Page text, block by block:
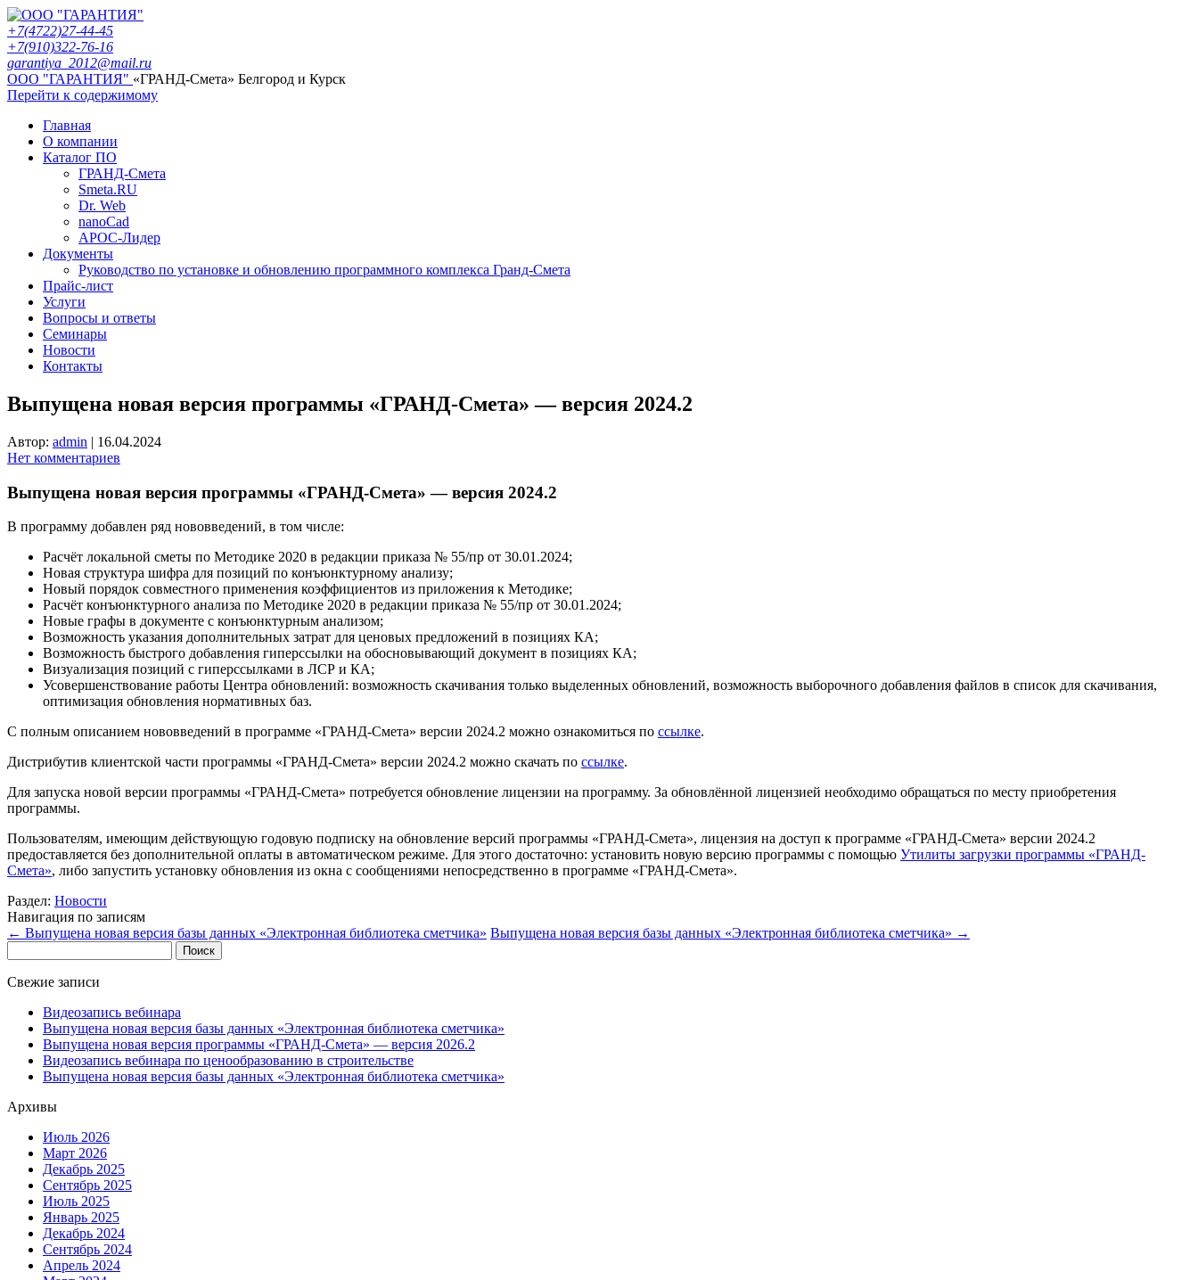
+7(4722)27-44-45
+7(910)322-76-16
garantiya_2012@mail.ru
ООО "ГАРАНТИЯ" «ГРАНД-Смета» Белгород и Курск
Перейти к содержимому
Главная
О компании
Каталог ПО
ГРАНД-Смета
Smeta.RU
Dr. Web
nanoCad
АРОС-Лидер
Документы
Руководство по установке и обновлению программного комплекса Гранд-Смета
Прайс-лист
Услуги
Вопросы и ответы
Семинары
Новости
Контакты
Выпущена новая версия программы «ГРАНД-Смета» — версия 2024.2
Автор: admin | 16.04.2024
Нет комментариев
Выпущена новая версия программы «ГРАНД-Смета» — версия 2024.2
В программу добавлен ряд нововведений, в том числе:
Расчёт локальной сметы по Методике 2020 в редакции приказа № 55/пр от 30.01.2024;
Новая структура шифра для позиций по конъюнктурному анализу;
Новый порядок совместного применения коэффициентов из приложения к Методике;
Расчёт конъюнктурного анализа по Методике 2020 в редакции приказа № 55/пр от 30.01.2024;
Новые графы в документе с конъюнктурным анализом;
Возможность указания дополнительных затрат для ценовых предложений в позициях КА;
Возможность быстрого добавления гиперссылки на обосновывающий документ в позициях КА;
Визуализация позиций с гиперссылками в ЛСР и КА;
Усовершенствование работы Центра обновлений: возможность скачивания только выделенных обновлений, возможность выборочного добавления файлов в список для скачивания,
оптимизация обновления нормативных баз.
С полным описанием нововведений в программе «ГРАНД-Смета» версии 2024.2 можно ознакомиться по ссылке.
Дистрибутив клиентской части программы «ГРАНД-Смета» версии 2024.2 можно скачать по ссылке.
Для запуска новой версии программы «ГРАНД-Смета» потребуется обновление лицензии на программу. За обновлённой лицензией необходимо обращаться по месту приобретения
программы.
Пользователям, имеющим действующую годовую подписку на обновление версий программы «ГРАНД-Смета», лицензия на доступ к программе «ГРАНД-Смета» версии 2024.2
предоставляется без дополнительной оплаты в автоматическом режиме. Для этого достаточно: установить новую версию программы с помощью Утилиты загрузки программы «ГРАНД-
Смета», либо запустить установку обновления из окна с сообщениями непосредственно в программе «ГРАНД-Смета».
Раздел: Новости
Навигация по записям
← Выпущена новая версия базы данных «Электронная библиотека сметчика» Выпущена новая версия базы данных «Электронная библиотека сметчика» →
Свежие записи
Видеозапись вебинара
Выпущена новая версия базы данных «Электронная библиотека сметчика»
Выпущена новая версия программы «ГРАНД-Смета» — версия 2026.2
Видеозапись вебинара по ценообразованию в строительстве
Выпущена новая версия базы данных «Электронная библиотека сметчика»
Архивы
Июль 2026
Март 2026
Декабрь 2025
Сентябрь 2025
Июль 2025
Январь 2025
Декабрь 2024
Сентябрь 2024
Апрель 2024